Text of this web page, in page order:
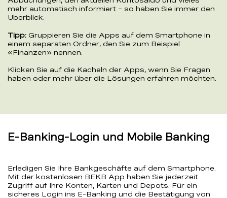
mehr automatisch informiert – so haben Sie immer den
Überblick.
Tipp: Gruppieren Sie die Apps auf dem Smartphone in
einem separaten Ordner, den Sie zum Beispiel
«Finanzen» nennen.
Klicken Sie auf die Kacheln der Apps, wenn Sie Fragen
haben oder mehr über die Lösungen erfahren möchten.
E-Banking-Login und Mobile Banking
Erledigen Sie Ihre Bankgeschäfte auf dem Smartphone.
Mit der kostenlosen BEKB App haben Sie jederzeit
Zugriff auf Ihre Konten, Karten und Depots. Für ein
sicheres Login ins E-Banking und die Bestätigung von